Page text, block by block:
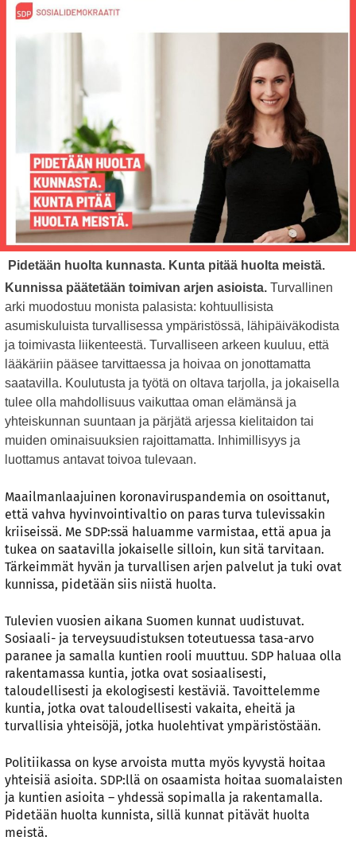
Pidetään huolta kunnasta. Kunta pitää huolta meistä.
Kunnissa päätetään toimivan arjen asioista. Turvallinen
arki muodostuu monista palasista: kohtuullisista
asumiskuluista turvallisessa ympäristössä, lähipäiväkodista
ja toimivasta liikenteestä. Turvalliseen arkeen kuuluu, että
lääkäriin pääsee tarvittaessa ja hoivaa on jonottamatta
saatavilla. Koulutusta ja työtä on oltava tarjolla, ja jokaisella
tulee olla mahdollisuus vaikuttaa oman elämänsä ja
yhteiskunnan suuntaan ja pärjätä arjessa kielitaidon tai
muiden ominaisuuksien rajoittamatta. Inhimillisyys ja
luottamus antavat toivoa tulevaan.
Maailmanlaajuinen koronaviruspandemia on osoittanut,
että vahva hyvinvointivaltio on paras turva tulevissakin
kriiseissä. Me SDP:ssä haluamme varmistaa, että apua ja
tukea on saatavilla jokaiselle silloin, kun sitä tarvitaan.
Tärkeimmät hyvän ja turvallisen arjen palvelut ja tuki ovat
kunnissa, pidetään siis niistä huolta.
Tulevien vuosien aikana Suomen kunnat uudistuvat.
Sosiaali- ja terveysuudistuksen toteutuessa tasa-arvo
paranee ja samalla kuntien rooli muuttuu. SDP haluaa olla
rakentamassa kuntia, jotka ovat sosiaalisesti,
taloudellisesti ja ekologisesti kestäviä. Tavoittelemme
kuntia, jotka ovat taloudellisesti vakaita, eheitä ja
turvallisia yhteisöjä, jotka huolehtivat ympäristöstään.
Politiikassa on kyse arvoista mutta myös kyvystä hoitaa
yhteisiä asioita. SDP:llä on osaamista hoitaa suomalaisten
ja kuntien asioita – yhdessä sopimalla ja rakentamalla.
Pidetään huolta kunnista, sillä kunnat pitävät huolta
meistä.